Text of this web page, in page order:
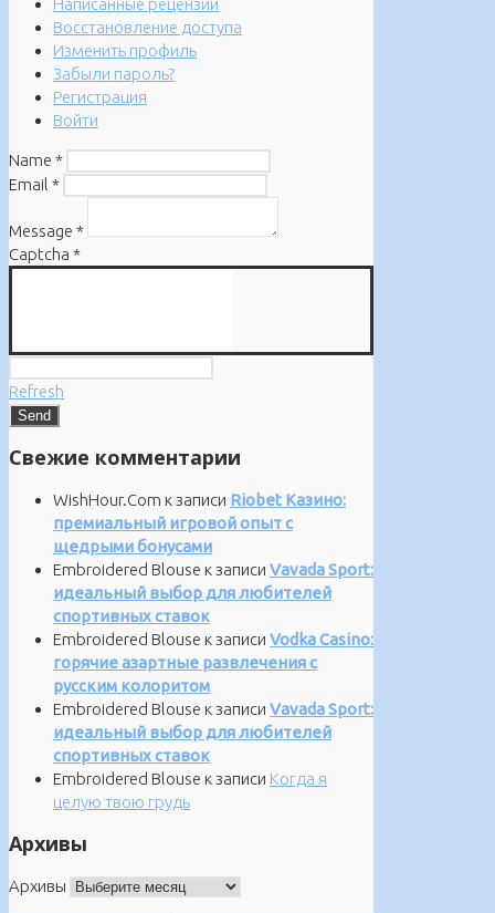
Написанные рецензии
Восстановление доступа
Изменить профиль
Забыли пароль?
Регистрация
Войти
Name *
Email *
Message *
Captcha *
Refresh
Свежие комментарии
WishHour.Com к записи Riobet Казино:
премиальный игровой опыт с
щедрыми бонусами
Embroidered Blouse к записи Vavada Sport:
идеальный выбор для любителей
спортивных ставок
Embroidered Blouse к записи Vodka Casino:
горячие азартные развлечения с
русским колоритом
Embroidered Blouse к записи Vavada Sport:
идеальный выбор для любителей
спортивных ставок
Embroidered Blouse к записи Когда я
целую твою грудь
Архивы
Архивы